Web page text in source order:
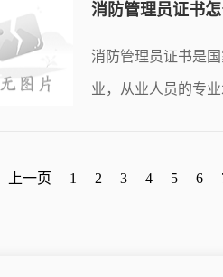
消防管理员证书
消防管理员证书是
业，从业人员的专
上一页 1 2 3 4 5 6